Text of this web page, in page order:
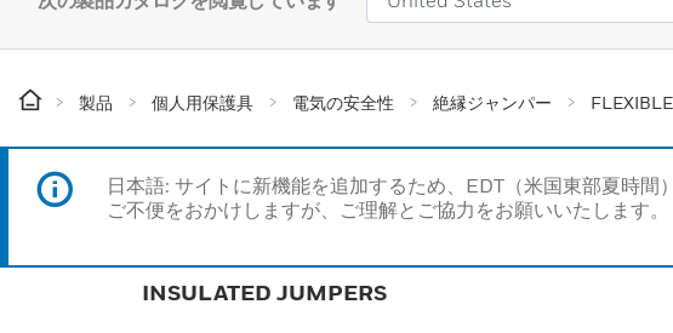
製品 個人用保護具 電気の安全性 絶縁ジャンパー
日本語: サイトに新機能を追加するため、EDT（米国東部夏時
ご不便をおかけしますが、ご理解とご協力をお願いいたします。
INSULATED JUMPERS